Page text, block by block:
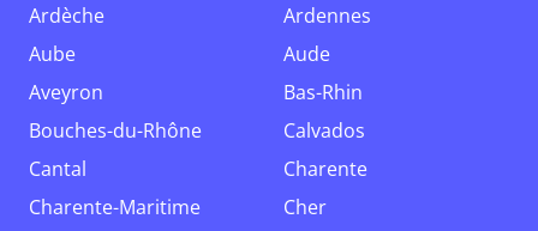
Ardèche
Ardennes
Aube
Aude
Aveyron
Bas-Rhin
Bouches-du-Rhône
Calvados
Cantal
Charente
Charente-Maritime
Cher